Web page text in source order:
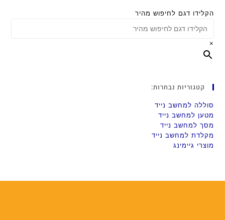
הקלידו דגם לחיפוש מהיר
×
קטגוריות נבחרות:
סוללה למחשב נייד
מטען למחשב נייד
מסך למחשב נייד
מקלדת למחשב נייד
מוצרי גיימינג